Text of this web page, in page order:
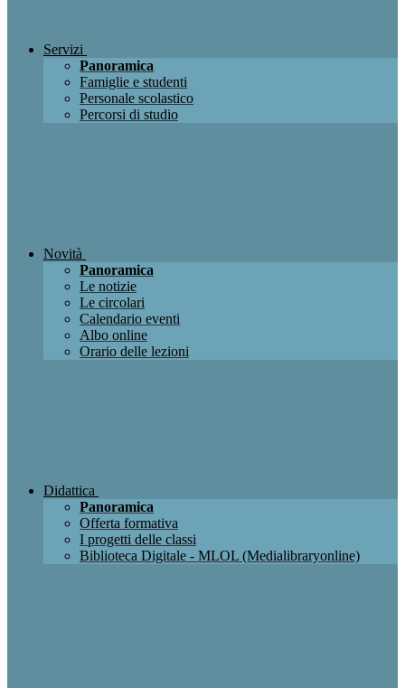
Servizi
Panoramica
Famiglie e studenti
Personale scolastico
Percorsi di studio
Novità
Panoramica
Le notizie
Le circolari
Calendario eventi
Albo online
Orario delle lezioni
Didattica
Panoramica
Offerta formativa
I progetti delle classi
Biblioteca Digitale - MLOL (Medialibraryonline)